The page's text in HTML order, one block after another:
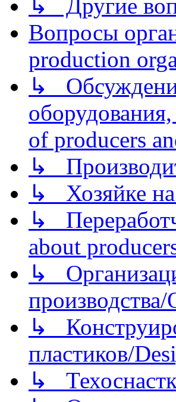
↳ Другие
Вопросы
production
↳
of producers
↳
↳ Хозяйке на
↳
about
↳
↳
пластиков/
↳